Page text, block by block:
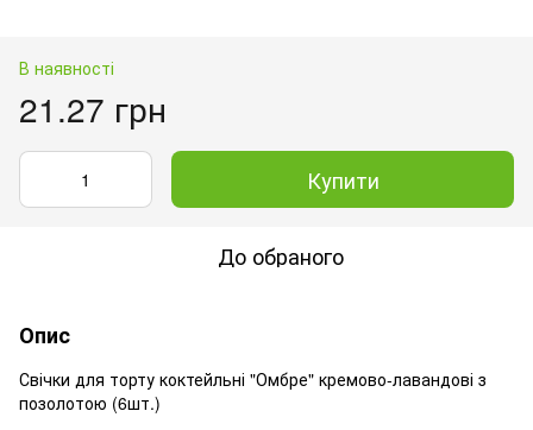
В наявності
21.27 грн
Купити
До обраного
Опис
Свічки для торту коктейльні "Омбре" кремово-лавандові з
позолотою (6шт.)